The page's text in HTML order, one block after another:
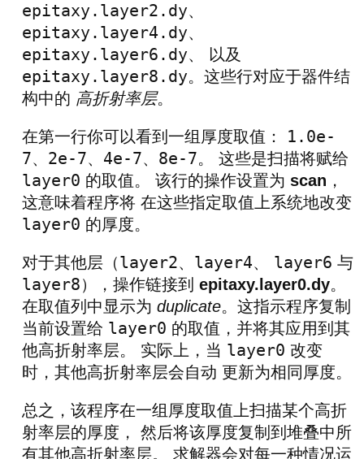
epitaxy.layer2.dy、
epitaxy.layer4.dy、
epitaxy.layer6.dy、 以及
epitaxy.layer8.dy。这些行对应于器件结
构中的 高折射率层。
在第一行你可以看到一组厚度取值： 1.0e-
7、 2e-7、 4e-7、 8e-7。 这些是扫描将赋给
layer0 的取值。 该行的操作设置为 scan ，
这意味着程序将 在这些指定取值上系统地改变
layer0 的厚度。
对于其他层（layer2、 layer4、 layer6 与
layer8），操作链接到 epitaxy.layer0.dy。
在取值列中显示为 duplicate。这指示程序复制
当前设置给 layer0 的取值，并将其应用到其
他高折射率层。 实际上，当 layer0 改变
时，其他高折射率层会自动 更新为相同厚度。
总之，该程序在一组厚度取值上扫描某个高折
射率层的厚度， 然后将该厚度复制到堆叠中所
有其他高折射率层。 求解器会对每一种情况运